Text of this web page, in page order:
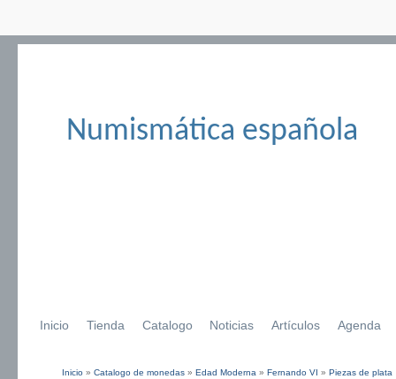
Numismática española
Inicio Tienda Catalogo Noticias Artículos Agenda
Inicio » Catalogo de monedas » Edad Moderna » Fernando VI » Piezas de plata